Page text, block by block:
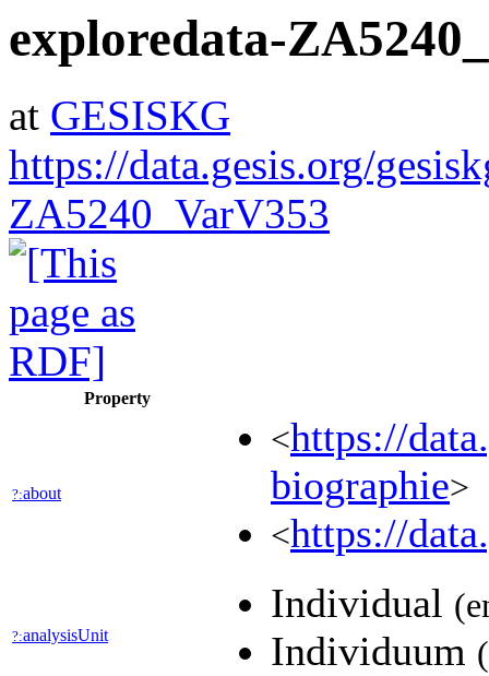
exploredata-
at GESISKG
https://data.gesis.org/
ZA5240_VarV353
Property
?:about
<https://
biographie>
<https://
?:analysisUnit
Individual
Individuum